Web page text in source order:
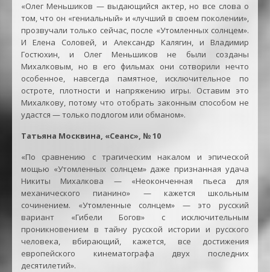
«Олег Меньшиков — выдающийся актер, но все слова о
том, что он «гениальный» и «лучший в своем поколении»,
прозвучали только сейчас, после «Утомленных солнцем».
И Елена Соловей, и Александр Калягин, и Владимир
Гостюхин, и Олег Меньшиков не были созданы
Михалковым, но в его фильмах они сотворили нечто
особенное, навсегда памятное, исключительное по
остроте, плотности и напряжению игры. Оставим это
Михалкову, потому что отобрать законным способом не
удастся — только подлогом или обманом».
Татьяна Москвина, «Сеанс», № 10
«По сравнению с трагическим накалом и эпической
мощью «Утомленных солнцем» даже признанная удача
Никиты Михалкова — «Неоконченная пьеса для
механического пианино» — кажется школьным
сочинением. «Утомленные солнцем» — это русский
вариант «Гибели Богов» с исключительным
проникновением в тайну русской истории и русского
человека, вбирающий, кажется, все достижения
европейского кинематографа двух последних
десятилетий».